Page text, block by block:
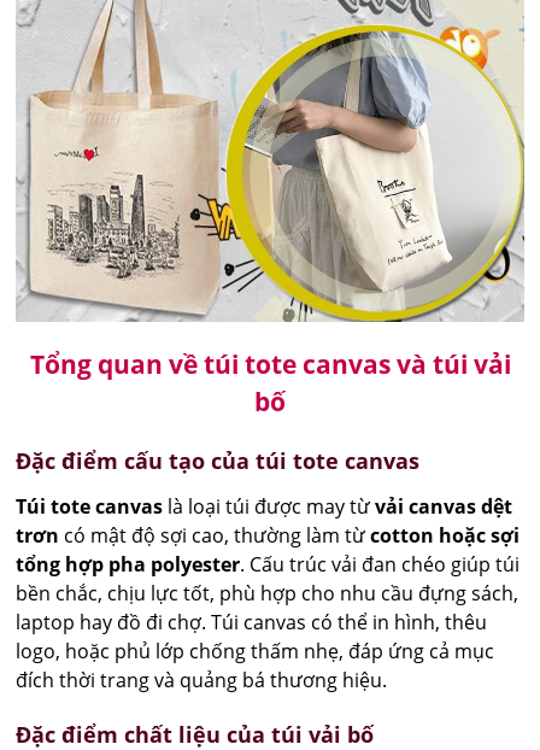
Tổng quan về túi tote canvas và túi vải
bố
Đặc điểm cấu tạo của túi tote canvas
Túi tote canvas là loại túi được may từvải canvas dệt
trơn có mật độ sợi cao, thường làm từcotton hoặc sợi
tổng hợp pha polyester. Cấu trúc vải đan chéo giúp túi
bền chắc, chịu lực tốt, phù hợp cho nhu cầu đựng sách,
laptop hay đồ đi chợ. Túi canvas có thể in hình, thêu
logo, hoặc phủ lớp chống thấm nhẹ, đáp ứng cả mục
đích thời trang và quảng bá thương hiệu.
Đặc điểm chất liệu của túi vải bố